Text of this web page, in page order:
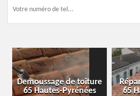
Demoussage de toiture
65 Hautes-Pyrénées
65